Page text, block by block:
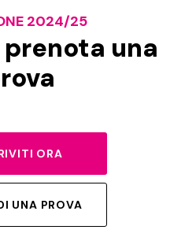
2024/25
una
ORA
UNA PROVA